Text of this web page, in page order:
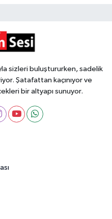
sizleri buluştururken, sadelik
Şatafattan kaçınıyor ve
bir altyapı sunuyor.